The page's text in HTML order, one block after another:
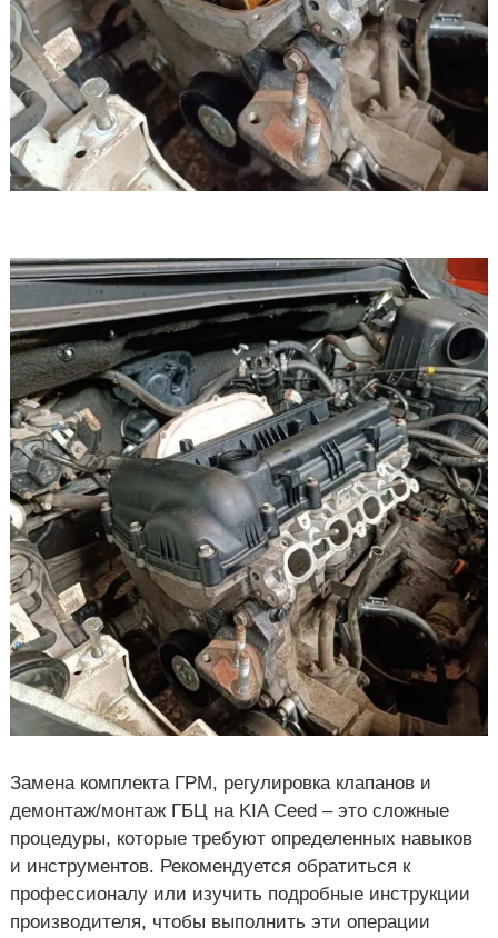
Замена комплекта ГРМ, регулировка клапанов и
демонтаж/монтаж ГБЦ на KIA Ceed – это сложные
процедуры, которые требуют определенных навыков
и инструментов. Рекомендуется обратиться к
профессионалу или изучить подробные инструкции
производителя, чтобы выполнить эти операции